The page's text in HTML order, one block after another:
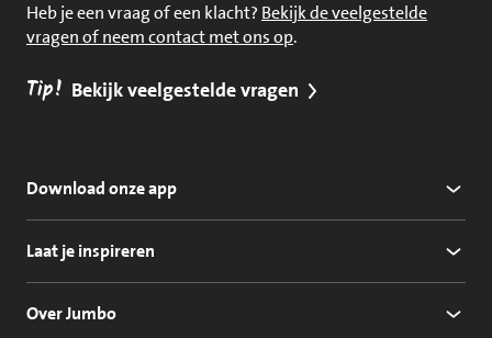
Heb je een vraag of een klacht? Bekijk de veelgestelde
vragen of neem contact met ons op.
Tip! Bekijk veelgestelde vragen
Download onze app
Laat je inspireren
Over Jumbo